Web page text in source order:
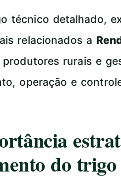
técnico detalhado,
relacionados a
rurais e
operação e
do